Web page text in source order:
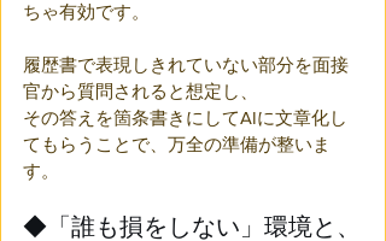
ちゃ有効です。
履歴書で表現しきれていない部分を面接
官から質問されると想定し、
その答えを箇条書きにしてAIに文章化し
てもらうことで、万全の準備が整いま
す。
◆「誰も損をしない」環境と、